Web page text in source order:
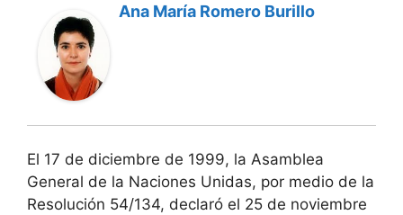
Ana María Romero Burillo
El 17 de diciembre de 1999, la Asamblea
General de la Naciones Unidas, por medio de la
Resolución 54/134, declaró el 25 de noviembre